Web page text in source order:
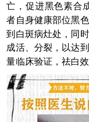
亡，促进黑色素合
者自身健康部位黑
到白斑病灶处，同
成活、分裂，以达
量临床验证，祛白效